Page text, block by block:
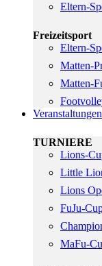
Eltern-
Freizeitsport
Eltern-
Matten-
Matten-
Veranstaltungen
TURNIERE
Lions-
Little
Lions
FuJu-
MaFu-